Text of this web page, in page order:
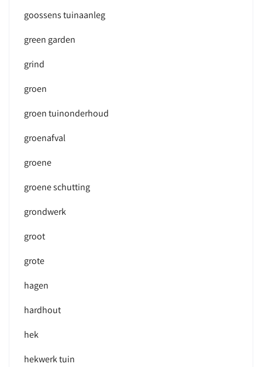
goossens tuinaanleg
green garden
grind
groen
groen tuinonderhoud
groenafval
groene
groene schutting
grondwerk
groot
grote
hagen
hardhout
hek
hekwerk tuin